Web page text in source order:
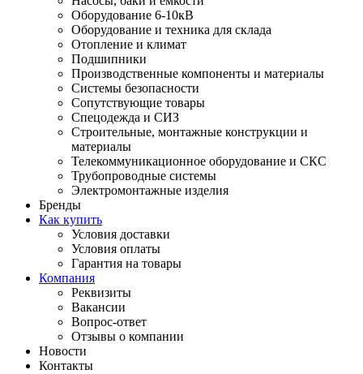
Оборудование 6-10кВ
Оборудование и техника для склада
Отопление и климат
Подшипники
Производственные компоненты и материалы
Системы безопасности
Сопутствующие товары
Спецодежда и СИЗ
Строительные, монтажные конструкции и
материалы
Телекоммуникационное оборудование и СКС
Трубопроводные системы
Электромонтажные изделия
Бренды
Как купить
Условия доставки
Условия оплаты
Гарантия на товары
Компания
Реквизиты
Вакансии
Вопрос-ответ
Отзывы о компании
Новости
Контакты